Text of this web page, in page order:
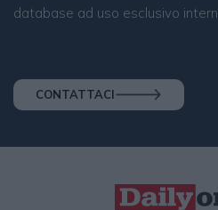
database ad uso esclusivo
CONTATTACI